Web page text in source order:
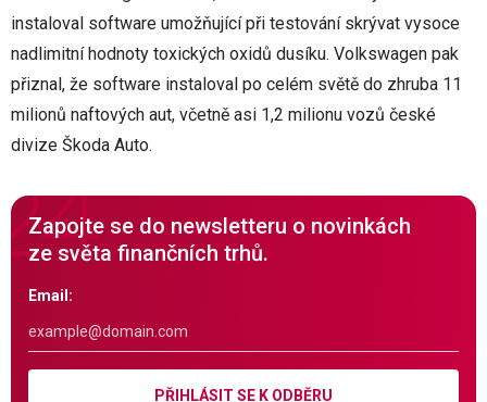
instaloval software umožňující při testování skrývat vysoce
nadlimitní hodnoty toxických oxidů dusíku. Volkswagen pak
přiznal, že software instaloval po celém světě do zhruba 11
milionů naftových aut, včetně asi 1,2 milionu vozů české
divize Škoda Auto.
Zapojte se do newsletteru o novinkách
ze světa finančních trhů.
Email:
PŘIHLÁSIT SE K ODBĚRU